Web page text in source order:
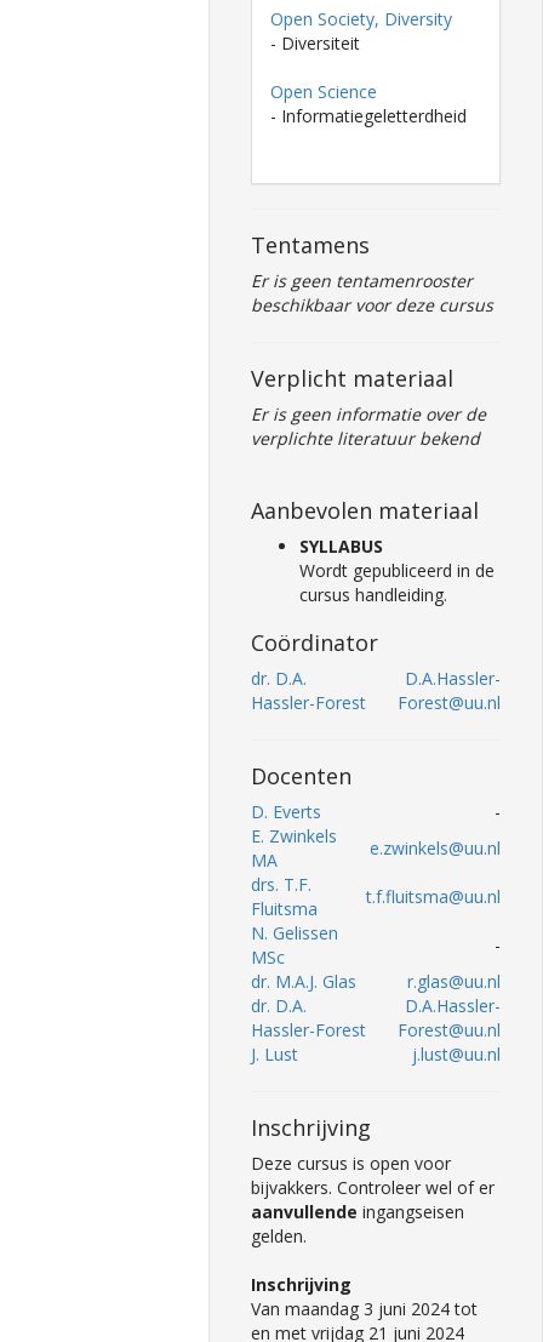
Open Society, Diversity
- Diversiteit
Open Science
- Informatiegeletterdheid
Tentamens
Er is geen tentamenrooster
beschikbaar voor deze cursus
Verplicht materiaal
Er is geen informatie over de
verplichte literatuur bekend
Aanbevolen materiaal
SYLLABUS
Wordt gepubliceerd in de
cursus handleiding.
Coördinator
dr. D.A.
Hassler-Forest
D.A.Hassler-
Forest@uu.nl
Docenten
D. Everts
-
E. Zwinkels
MA
e.zwinkels@uu.nl
drs. T.F.
Fluitsma
t.f.fluitsma@uu.nl
N. Gelissen
MSc
-
dr. M.A.J. Glas
r.glas@uu.nl
dr. D.A.
Hassler-Forest
D.A.Hassler-
Forest@uu.nl
J. Lust
j.lust@uu.nl
Inschrijving
Deze cursus is open voor
bijvakkers. Controleer wel of er
aanvullende ingangseisen
gelden.
Inschrijving
Van maandag 3 juni 2024 tot
en met vrijdag 21 juni 2024